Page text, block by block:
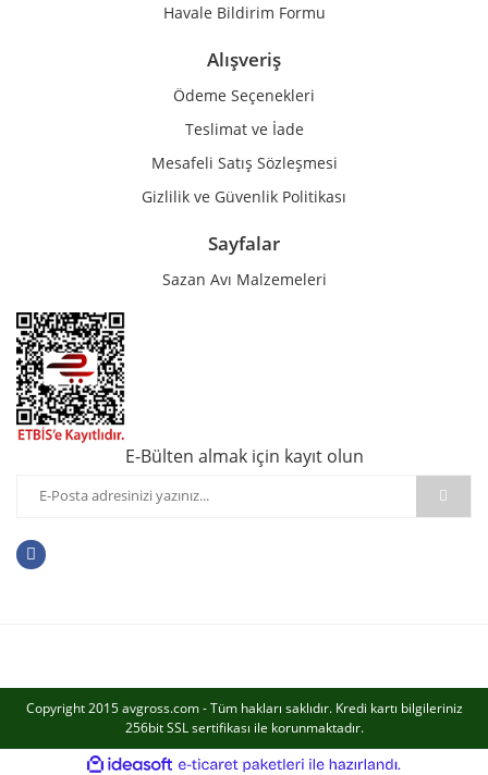
Havale Bildirim Formu
Alışveriş
Ödeme Seçenekleri
Teslimat ve İade
Mesafeli Satış Sözleşmesi
Gizlilik ve Güvenlik Politikası
Sayfalar
Sazan Avı Malzemeleri
E-Bülten almak için kayıt olun
Copyright 2015 avgross.com - Tüm hakları saklıdır. Kredi kartı bilgileriniz
256bit SSL sertifikası ile korunmaktadır.
ideasoft e-